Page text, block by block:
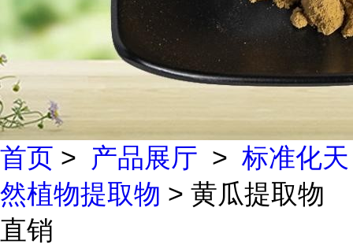
首页 > 产品展厅 > 标准化天
然植物提取物 > 黄瓜提取物
直销